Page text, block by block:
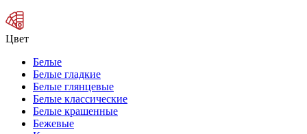
Цвет
Белые
Белые гладкие
Белые глянцевые
Белые классические
Белые крашенные
Бежевые